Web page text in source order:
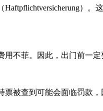
）
不菲。因此，出门前一
被查到可能会面临罚款，